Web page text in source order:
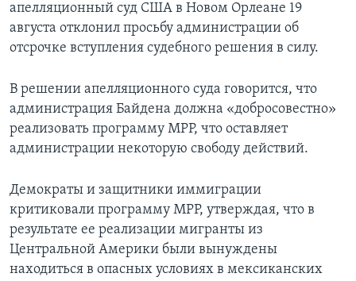
апелляционный суд США в Новом Орлеане 19
августа отклонил просьбу администрации об
отсрочке вступления судебного решения в силу.
В решении апелляционного суда говорится, что
администрация Байдена должна «добросовестно»
реализовать программу MPP, что оставляет
администрации некоторую свободу действий.
Демократы и защитники иммиграции
критиковали программу MPP, утверждая, что в
результате ее реализации мигранты из
Центральной Америки были вынуждены
находиться в опасных условиях в мексиканских